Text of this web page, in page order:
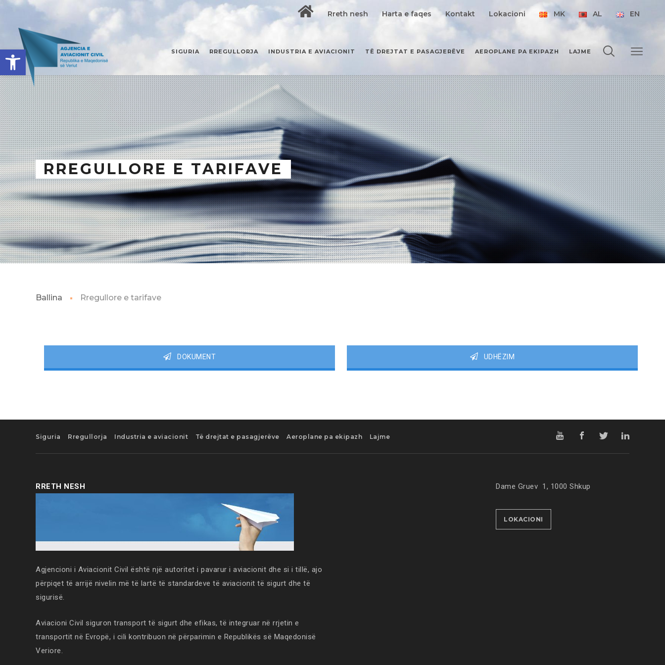
Open toolbar
Rreth nesh Harta e faqes Kontakt Lokacioni MK AL EN
SIGURIA RREGULLORJA INDUSTRIA E AVIACIONIT TË DREJTAT E PASAGJERËVE AEROPLANE PA EKIPAZH LAJME
RREGULLORE E TARIFAVE
Ballina Rregullore e tarifave
DOKUMENT UDHËZIM
Siguria Rregullorja Industria e aviacionit Të drejtat e pasagjerëve Aeroplane pa ekipazh Lajme
RRETH NESH
Agjencioni i Aviacionit Civil është një autoritet i pavarur i aviacionit dhe si i tillë, ajo
përpiqet të arrijë nivelin më të lartë të standardeve të aviacionit të sigurt dhe të
sigurisë.
Aviacioni Civil siguron transport të sigurt dhe efikas, të integruar në rrjetin e
transportit në Evropë, i cili kontribuon në përparimin e Republikës së Maqedonisë
Veriore.
Dame Gruev 1, 1000 Shkup
LOKACIONI